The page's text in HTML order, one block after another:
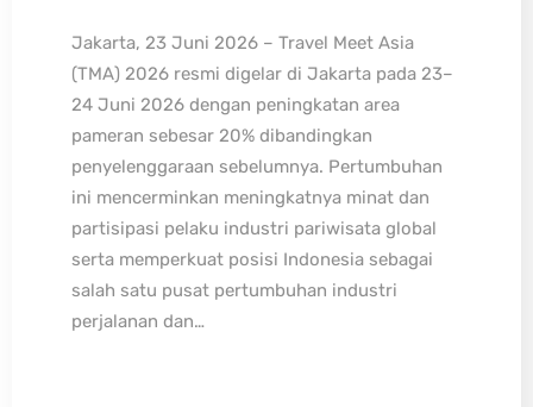
Jakarta, 23 Juni 2026 – Travel Meet Asia
(TMA) 2026 resmi digelar di Jakarta pada 23–
24 Juni 2026 dengan peningkatan area
pameran sebesar 20% dibandingkan
penyelenggaraan sebelumnya. Pertumbuhan
ini mencerminkan meningkatnya minat dan
partisipasi pelaku industri pariwisata global
serta memperkuat posisi Indonesia sebagai
salah satu pusat pertumbuhan industri
perjalanan dan…